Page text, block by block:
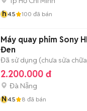
h4.5 100 đã bán
Máy quay phim Sony
Đen
Đã sử dụng (chưa sửa
2.200.000 đ
Đà Nẵng
N4.5 8 đã bán